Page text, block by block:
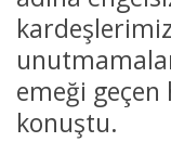
emeği
konuştu.